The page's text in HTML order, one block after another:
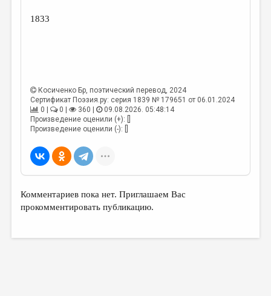
1833
Косиченко Бр, поэтический перевод, 2024
Сертификат Поэзия.ру: серия 1839 № 179651 от 06.01.2024
0 |
0 | 360 |
09.08.2026. 05:48:14
Произведение оценили (+): []
Произведение оценили (-): []
Комментариев пока нет. Приглашаем Вас
прокомментировать публикацию.